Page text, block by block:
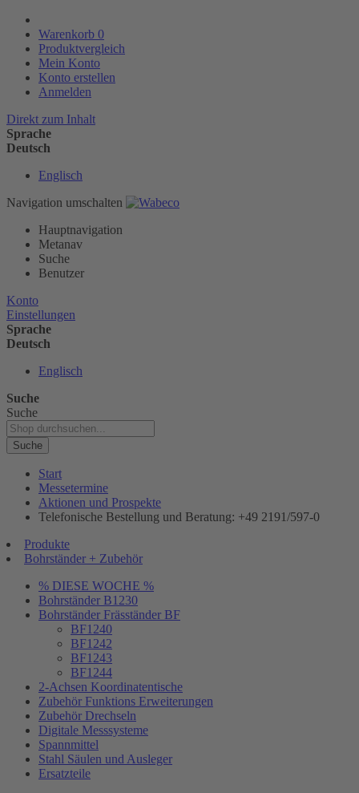
Warenkorb 0
Produktvergleich
Mein Konto
Konto erstellen
Anmelden
Direkt zum Inhalt
Sprache
Deutsch
Englisch
Navigation umschalten
Hauptnavigation
Metanav
Suche
Benutzer
Konto
Einstellungen
Sprache
Deutsch
Englisch
Suche
Suche
Suche
Start
Messetermine
Aktionen und Prospekte
Telefonische Bestellung und Beratung: +49 2191/597-0
Produkte
Bohrständer + Zubehör
% DIESE WOCHE %
Bohrständer B1230
Bohrständer Fräsständer BF
BF1240
BF1242
BF1243
BF1244
2-Achsen Koordinatentische
Zubehör Funktions Erweiterungen
Zubehör Drechseln
Digitale Messsysteme
Spannmittel
Stahl Säulen und Ausleger
Ersatzteile